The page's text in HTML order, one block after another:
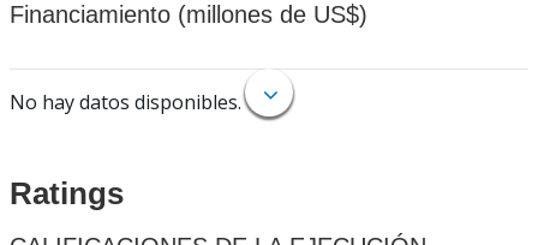
Financiamiento (millones de US$)
No hay datos disponibles.
Ratings